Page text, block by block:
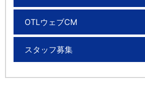
OTLウェブCM
スタッフ募集